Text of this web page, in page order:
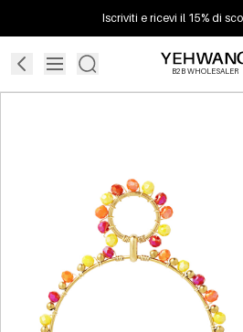
Iscriviti e ricevi il 15% di
B2B WHOLESALER